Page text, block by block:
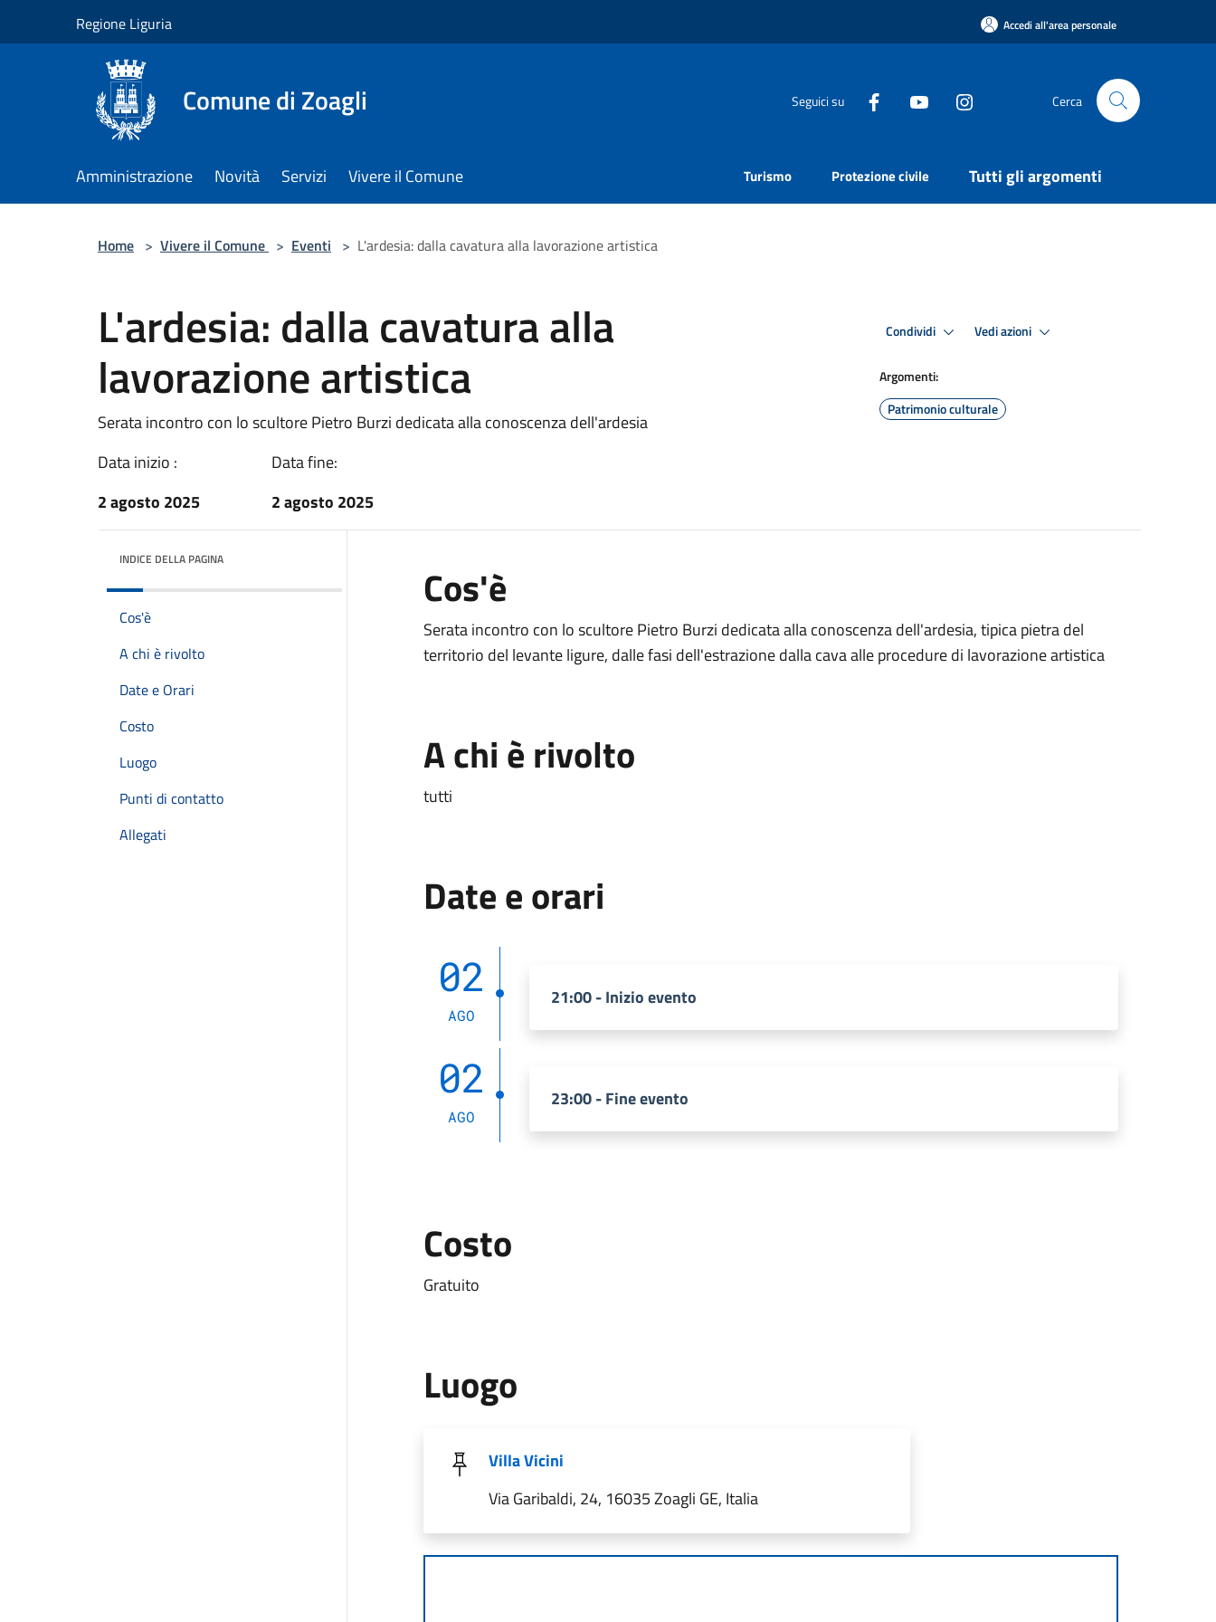
Regione Liguria Accedi all'area personale
Comune di Zoagli Seguici su Cerca
Amministrazione Novità Servizi Vivere il Comune Turismo Protezione civile Tutti gli argomenti
Home > Vivere il Comune > Eventi > L'ardesia: dalla cavatura alla lavorazione artistica
L'ardesia: dalla cavatura alla
lavorazione artistica
Serata incontro con lo scultore Pietro Burzi dedicata alla conoscenza dell'ardesia
Data inizio :
2 agosto 2025
Data fine:
2 agosto 2025
Condividi Vedi azioni
Argomenti:
Patrimonio culturale
INDICE DELLA PAGINA
Cos'è
A chi è rivolto
Date e Orari
Costo
Luogo
Punti di contatto
Allegati
Cos'è
Serata incontro con lo scultore Pietro Burzi dedicata alla conoscenza dell'ardesia, tipica pietra del
territorio del levante ligure, dalle fasi dell'estrazione dalla cava alle procedure di lavorazione artistica
A chi è rivolto
tutti
Date e orari
02
AGO
21:00 - Inizio evento
02
AGO
23:00 - Fine evento
Costo
Gratuito
Luogo
Villa Vicini
Via Garibaldi, 24, 16035 Zoagli GE, Italia